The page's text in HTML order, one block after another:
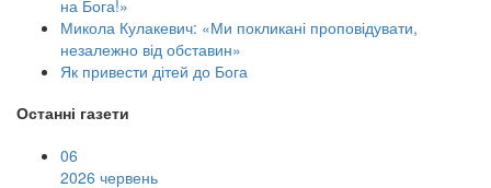
на Бога!»
Микола Кулакевич: «Ми покликані проповідувати,
незалежно від обставин»
Як привести дітей до Бога
Останні газети
06
2026 червень